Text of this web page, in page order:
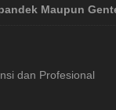
Maupun
dan Profesional